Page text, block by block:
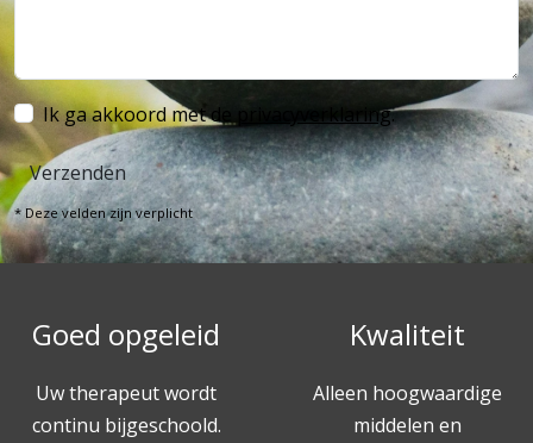
Ik ga akkoord met de privacyverklaring.
Verzenden
* Deze velden zijn verplicht
Goed opgeleid
Uw therapeut wordt
continu bijgeschoold.
Kwaliteit
Alleen hoogwaardige
middelen en